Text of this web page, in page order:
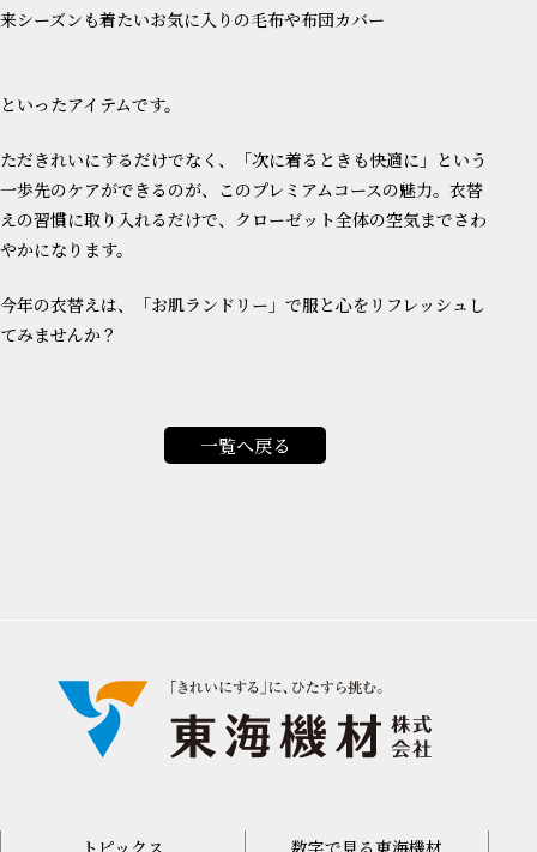
来シーズンも着たいお気に入りの毛布や布団カバー
といったアイテムです。
ただきれいにするだけでなく、「次に着るときも快適に」という
一歩先のケアができるのが、このプレミアムコースの魅力。衣替
えの習慣に取り入れるだけで、クローゼット全体の空気までさわ
やかになります。
今年の衣替えは、「お肌ランドリー」で服と心をリフレッシュし
てみませんか？
一覧へ戻る